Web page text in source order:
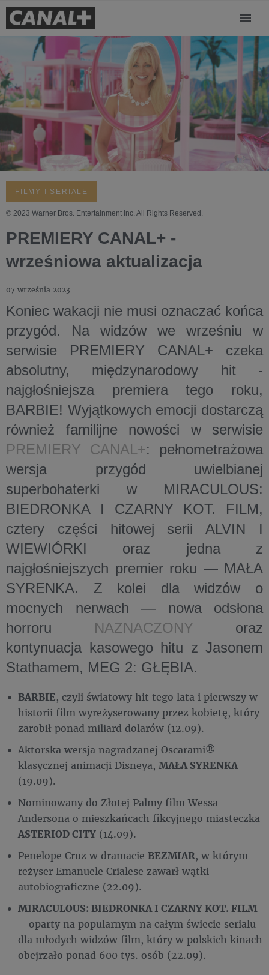
FILMY I SERIALE
© 2023 Warner Bros. Entertainment Inc. All Rights Reserved.
PREMIERY CANAL+ -
wrześniowa aktualizacja
07 września 2023
Koniec wakacji nie musi oznaczać końca
przygód. Na widzów we wrześniu w
serwisie PREMIERY CANAL+ czeka
absolutny, międzynarodowy hit -
najgłośniejsza premiera tego roku,
BARBIE! Wyjątkowych emocji dostarczą
również familijne nowości w serwisie
PREMIERY CANAL+: pełnometrażowa
wersja przygód uwielbianej
superbohaterki w MIRACULOUS:
BIEDRONKA I CZARNY KOT. FILM,
cztery części hitowej serii ALVIN I
WIEWIÓRKI oraz jedna z
najgłośniejszych premier roku — MAŁA
SYRENKA. Z kolei dla widzów o
mocnych nerwach — nowa odsłona
horroru NAZNACZONY oraz
kontynuacja kasowego hitu z Jasonem
Stathamem, MEG 2: GŁĘBIA.
BARBIE, czyli światowy hit tego lata i pierwszy w
historii film wyreżyserowany przez kobietę, który
zarobił ponad miliard dolarów (12.09).
Aktorska wersja nagradzanej Oscarami®
klasycznej animacji Disneya, MAŁA SYRENKA
(19.09).
Nominowany do Złotej Palmy film Wessa
Andersona o mieszkańcach fikcyjnego miasteczka
ASTERIOD CITY (14.09).
Penelope Cruz w dramacie BEZMIAR, w którym
reżyser Emanuele Crialese zawarł wątki
autobiograficzne (22.09).
MIRACULOUS: BIEDRONKA I CZARNY KOT. FILM
– oparty na popularnym na całym świecie serialu
dla młodych widzów film, który w polskich kinach
obejrzało ponad 600 tys. osób (22.09).